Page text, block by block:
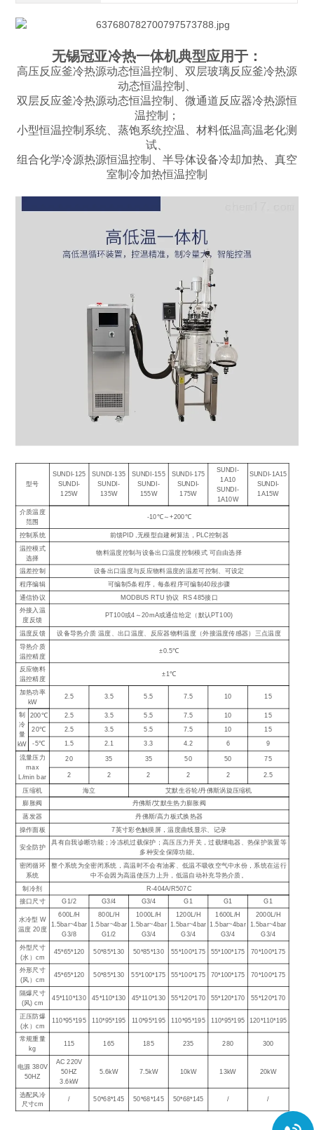
无锡冠亚冷热一体机典型应用于：
高压反应釜冷热源动态恒温控制、双层玻璃反应釜冷热源
动态恒温控制、
双层反应釜冷热源动态恒温控制、微通道反应器冷热源恒
温控制；
小型恒温控制系统、蒸饱系统控温、材料低温高温老化测
试、
组合化学冷源热源恒温控制、半导体设备冷却加热、真空
室制冷加热恒温控制
型号
SUNDI-125
SUNDI-
125W
SUNDI-135
SUNDI-
135W
SUNDI-155
SUNDI-
155W
SUNDI-175
SUNDI-
175W
SUNDI-
1A10
SUNDI-
1A10W
SUNDI-1A15
SUNDI-
1A15W
介质温度
范围
-10℃～+200℃
控制系统
前馈PID ,无模型自建树算法，PLC控制器
温控模式
选择
物料温度控制与设备出口温度控制模式 可自由选择
温差控制 设备出口温度与反应物料温度的温差可控制、可设定
程序编辑
可编制5条程序，每条程序可编制40段步骤
通信协议
MODBUS RTU 协议 RS 485接口
外接入温
度反馈
PT100或4～20mA或通信给定（默认PT100)
温度反馈
设备导热介质 温度、出口温度、反应器物料温度（外接温度传感器）三点温度
导热介质
温控精度
±0.5℃
反应物料
温控精度
±1℃
加热功率
kW
2.5 3.5 5.5 7.5 10 15
制
冷
量
kW
200℃ 2.5 3.5 5.5 7.5 10 15
20℃ 2.5 3.5 5.5 7.5 10
15
-5℃
1.5 2.1 3.3 4.2 6
9
流量压力
max
L/min bar
20 35 35 50 50 75
2 2 2 2 2
2.5
压缩机
海立
艾默生谷轮/丹佛斯涡旋压缩机
膨胀阀
丹佛斯/艾默生热力膨胀阀
蒸发器
丹佛斯/高力板式换热器
操作面板
7英寸彩色触摸屏，温度曲线显示、记录
安全防护
具有自我诊断功能；冷冻机过载保护；高压压力开关，过载继电器、热保护装置等
多种安全保障功能。
密闭循环
系统
整个系统为全密闭系统，高温时不会有油雾、低温不吸收空气中水份，系统在运行
中不会因为高温使压力上升，低温自动补充导热介质。
制冷剂 R-404A/R507C
接口尺寸 G1/2 G3/4 G3/4 G1 G1 G1
水冷型 W
温度 20度
600L/H
1.5bar~4bar
G3/8
800L/H
1.5bar~4bar
G1/2
1000L/H
1.5bar~4bar
G3/4
1200L/H
1.5bar~4bar
G3/4
1600L/H
1.5bar~4bar
G3/4
2000L/H
1.5bar~4bar
G3/4
外型尺寸
(水）cm
45*65*120 50*85*130 50*85*130 55*100*175 55*100*175 70*100*175
外形尺寸
(风）cm
45*65*120 50*85*130 55*100*175 55*100*175 70*100*175 70*100*175
隔爆尺寸
(风) cm
45*110*130 45*110*130 45*110*130 55*120*170 55*120*170 55*120*170
正压防爆
(水）cm
110*95*195 110*95*195 110*95*195 110*95*195 110*95*195 120*110*195
常规重量
kg
115 165 185 235 280 300
电源 380V
50HZ
AC 220V
50HZ
3.6kW
5.6kW 7.5kW 10kW 13kW 20kW
选配风冷
尺寸cm
/ 50*68*145 50*68*145 50*68*145 / /